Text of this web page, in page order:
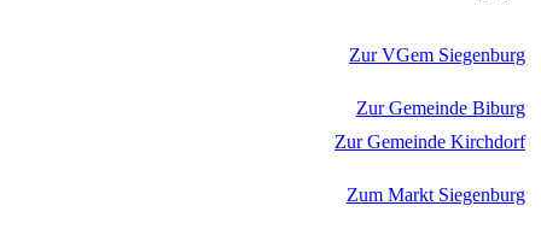
Zur VGem Siegenburg
Zur Gemeinde Biburg
Zur Gemeinde Kirchdorf
Zum Markt Siegenburg